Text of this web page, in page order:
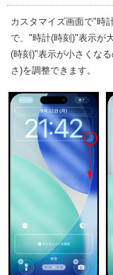
カスタマイズ画面で"時
で、"時計(時刻)"表示が
(時刻)"表示が小さくな
さ)を調整できます。